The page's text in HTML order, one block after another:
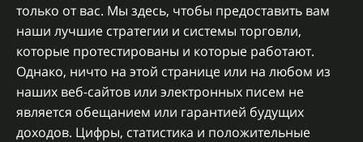
только от вас. Мы здесь, чтобы предоставить вам
наши лучшие стратегии и системы торговли,
которые протестированы и которые работают.
Однако, ничто на этой странице или на любом из
наших веб-сайтов или электронных писем не
является обещанием или гарантией будущих
доходов. Цифры, статистика и положительные